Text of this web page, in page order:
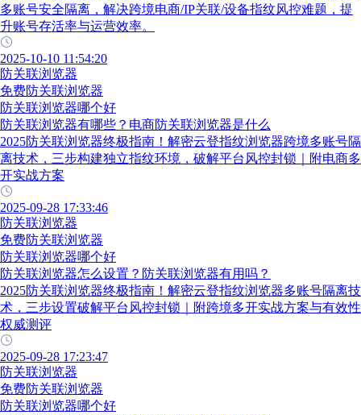
多账号安全隔离，解决跨境电商/IP关联/设备指纹风控难题，提
升账号存活率与运营效率。
2025-10-10 11:54:20
防关联浏览器
免费防关联浏览器
防关联浏览器哪个好
防关联浏览器有哪些？电商防关联浏览器是什么
2025防关联浏览器终极指南！解密云登指纹浏览器跨境多账号隔
离技术，三步构建独立指纹环境，破解平台风控封锁｜附电商多
开实战方案
2025-09-28 17:33:46
防关联浏览器
免费防关联浏览器
防关联浏览器哪个好
防关联浏览器怎么设置？防关联浏览器有用吗？
2025防关联浏览器终极指南！解密云登指纹浏览器多账号隔离技
术，三步设置破解平台风控封锁｜附跨境多开实战方案与有效性
权威测评
2025-09-28 17:23:47
防关联浏览器
免费防关联浏览器
防关联浏览器哪个好